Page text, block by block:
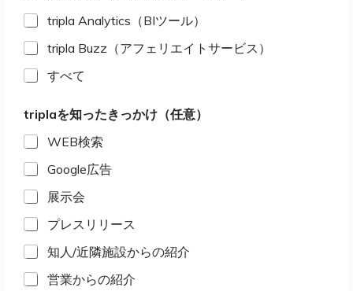
tripla Analytics（BIツール）
tripla Buzz（アフェリエイトサービス）
すべて
triplaを知ったきっかけ（任意）
WEB検索
Google広告
展示会
プレスリリース
知人/近隣施設からの紹介
営業からの紹介